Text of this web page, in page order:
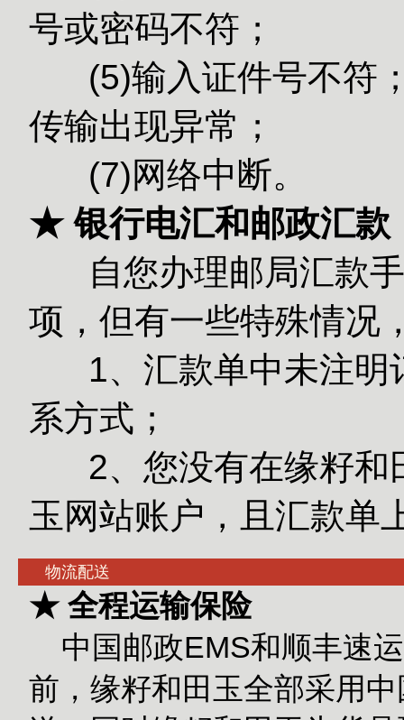
号或密码不符；
(5)输入证
传输出现异常；
(7)网络中断。
★ 银行电汇和邮政汇款
自您办理邮局汇款手
项，但有一些特殊情况
1、汇款单中未注明
系方式；
2、您没有在缘籽和
玉网站账户，且汇款单
物流配送
★ 全程运输保险
中国邮政EMS和顺丰速
前，缘籽和田玉全部采用